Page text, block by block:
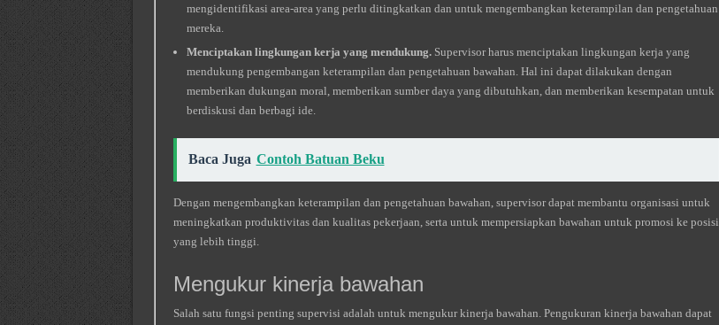
mengidentifikasi area-area yang perlu ditingkatkan dan untuk mengembangkan keterampilan dan pengetahuan
mereka.
Menciptakan lingkungan kerja yang mendukung.Supervisor harus menciptakan lingkungan kerja yang
mendukung pengembangan keterampilan dan pengetahuan bawahan. Hal ini dapat dilakukan dengan
memberikan dukungan moral, memberikan sumber daya yang dibutuhkan, dan memberikan kesempatan untuk
berdiskusi dan berbagi ide.
Baca Juga Contoh Batuan Beku
Dengan mengembangkan keterampilan dan pengetahuan bawahan, supervisor dapat membantu organisasi untuk
meningkatkan produktivitas dan kualitas pekerjaan, serta untuk mempersiapkan bawahan untuk promosi ke posisi
yang lebih tinggi.
Mengukur kinerja bawahan
Salah satu fungsi penting supervisi adalah untuk mengukur kinerja bawahan. Pengukuran kinerja bawahan dapat